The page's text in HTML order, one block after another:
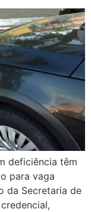
deficiência têm
para vaga
da Secretaria de